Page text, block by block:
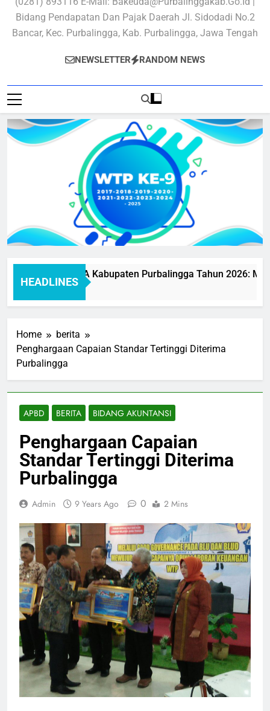
Bidang Pendapatan Dan Pajak Daerah Jl. Sidodadi No.2
Bancar, Kec. Purbalingga, Kab. Purbalingga, Jawa Tengah
NEWSLETTER RANDOM NEWS
HEADLINES
BAKEUDA Kabupaten Purbalingga Tahun 2026:
Home
berita
Penghargaan Capaian Standar Tertinggi Diterima
Purbalingga
APBD BERITA BIDANG AKUNTANSI
Penghargaan Capaian
Standar Tertinggi Diterima
Purbalingga
Admin 9 Years Ago 0 2 Mins